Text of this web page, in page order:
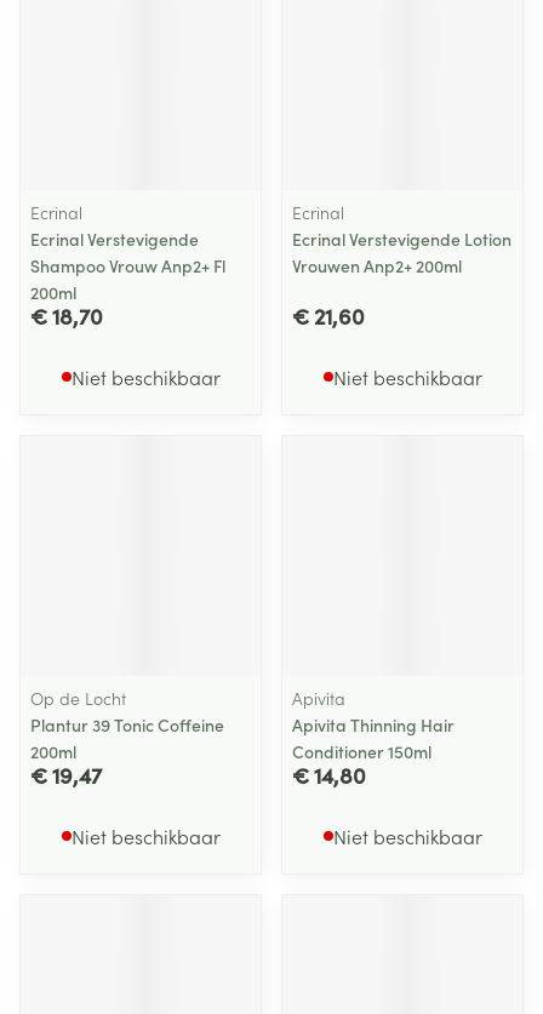
Ecrinal
Ecrinal Verstevigende
Shampoo Vrouw Anp2+ Fl
200ml
€ 18,70
Niet beschikbaar
Ecrinal
Ecrinal Verstevigende Lotion
Vrouwen Anp2+ 200ml
€ 21,60
Niet beschikbaar
Op de Locht
Plantur 39 Tonic Coffeine
200ml
€ 19,47
Niet beschikbaar
Apivita
Apivita Thinning Hair
Conditioner 150ml
€ 14,80
Niet beschikbaar